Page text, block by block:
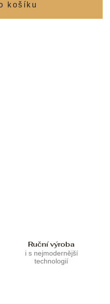
Ruční výroba
i s nejmodernější
technologií